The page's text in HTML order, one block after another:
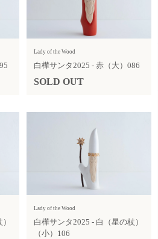
Lady of the Wood
白樺サンタ2025 - 赤（大）086
SOLD OUT
Lady of the Wood
白樺サンタ2025 - 白（星の杖）
（小）106